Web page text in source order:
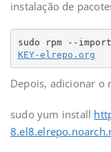
instalação de
sudo rpm --import
KEY-elrepo.org
Depois, adicionar o
sudo yum install